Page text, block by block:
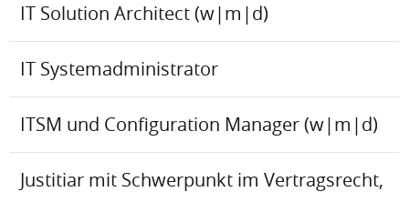
IT Solution Architect (w|m|d)
IT Systemadministrator
ITSM und Configuration Manager (w|m|d)
Justitiar mit Schwerpunkt im Vertragsrecht,